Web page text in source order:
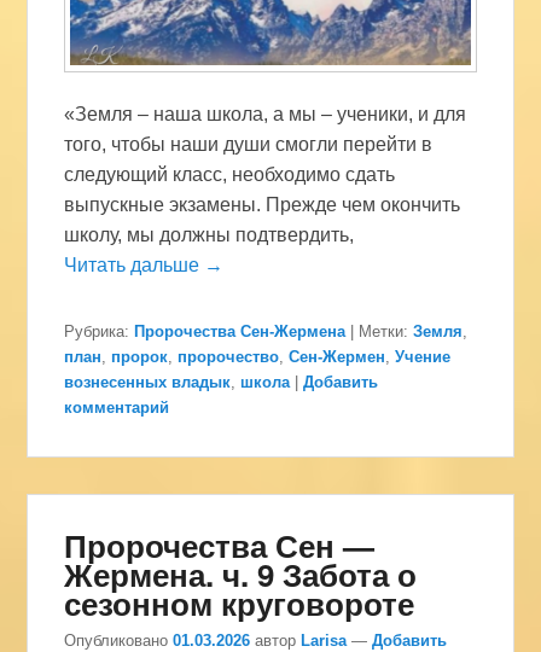
«Земля – наша школа, а мы – ученики, и для
того, чтобы наши души смогли перейти в
следующий класс, необходимо сдать
выпускные экзамены. Прежде чем окончить
школу, мы должны подтвердить,
Читать дальше →
Рубрика: Пророчества Сен-Жермена Метки: Земля,
план, пророк, пророчество,Сен-Жермен,Учение
вознесенных владык, школа |Добавить
комментарий
Пророчества Сен —
Жермена. ч. 9 Забота о
сезонном круговороте
Опубликовано01.03.2026 автор Larisa —Добавить